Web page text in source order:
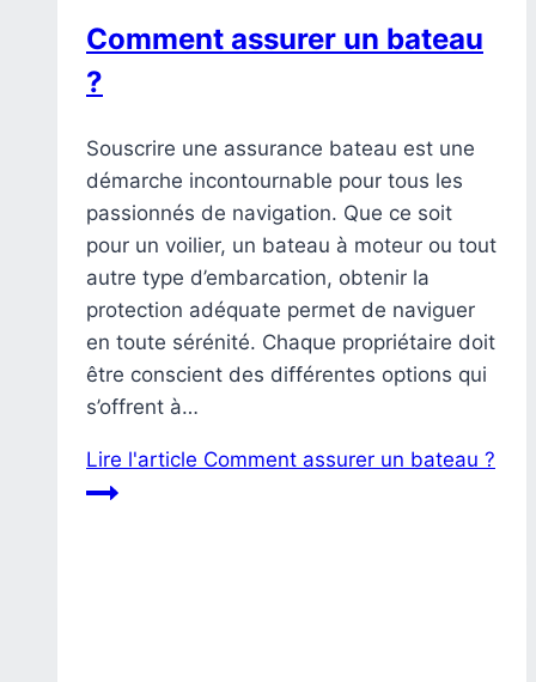
Comment assurer un bateau
?
Souscrire une assurance bateau est une
démarche incontournable pour tous les
passionnés de navigation. Que ce soit
pour un voilier, un bateau à moteur ou tout
autre type d’embarcation, obtenir la
protection adéquate permet de naviguer
en toute sérénité. Chaque propriétaire doit
être conscient des différentes options qui
s’offrent à…
Lire l'article Comment assurer un bateau ?